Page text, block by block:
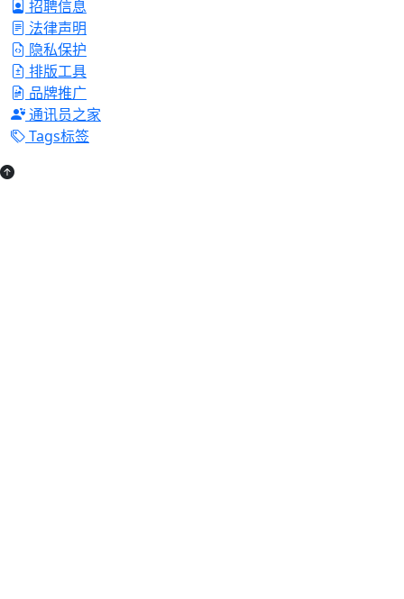
招聘信息
法律声明
隐私保护
排版工具
品牌推广
通讯员之家
Tags标签